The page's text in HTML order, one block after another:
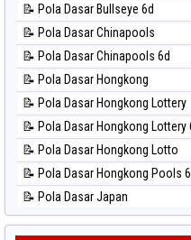
📊 Statistik Nagoya
📊 Statistik New York Midday
📊 Statistik North Carolina Day
📊 Statistik Pcso
📊 Statistik Pennsylvania Day
📊 Statistik Sao Paulo
📊 Statistik Singapore
📊 Statistik Sydney
📊 Statistik Sydney Lottery
📝 Pola Dasar Bullseye 6d
📝 Pola Dasar Chinapools
📝 Pola Dasar Chinapools 6d
📝 Pola Dasar Hongkong
📝 Pola Dasar Hongkong Lottery
📝 Pola Dasar Hongkong Lottery
📝 Pola Dasar Hongkong Lotto
📝 Pola Dasar Hongkong Pools
📝 Pola Dasar Japan
📝 Pola Dasar Japan 6d